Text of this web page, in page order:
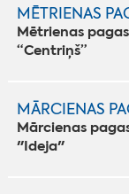
MĒTRIENAS
Mētrienas
“Centriņš”
MĀRCIENAS
Mārcienas
"Ideja"